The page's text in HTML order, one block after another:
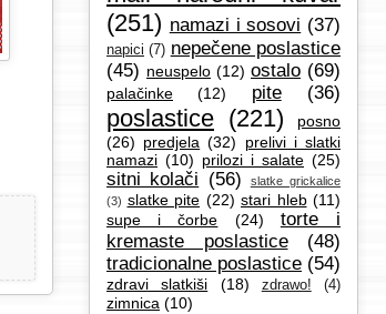
(251) namazi i sosovi (37)
napici (7) nepečene poslastice
(45) neuspelo (12) ostalo (69)
palačinke (12) pite (36)
poslastice (221)
posno
(26) predjela (32)
prelivi i slatki
namazi (10) prilozi i salate (25)
sitni kolači (56)
slatke grickalice
(3) slatke pite (22) stari hleb (11)
supe i čorbe
(24)
torte i
kremaste poslastice
(48)
tradicionalne poslastice (54)
zdravi slatkiši (18) zdrawo! (4)
zimnica (10)